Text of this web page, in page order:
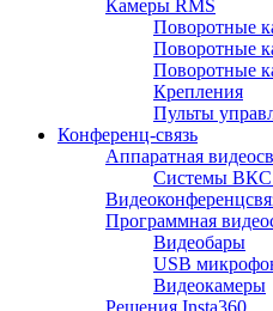
Камеры RMS
Поворотные
Поворотные
Поворотные
Крепления
Пульты
Конференц-связь
Аппаратная
Системы ВКС
Программная
Видеобары
USB
Видеокамеры
Решения Insta360